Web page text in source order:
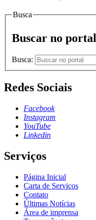
Busca
Buscar no portal
Busca:
Redes Sociais
Facebook
Instagram
YouTube
Linkedin
Serviços
Página Inicial
Carta de Serviços
Contato
Últimas Notícias
Área de imprensa